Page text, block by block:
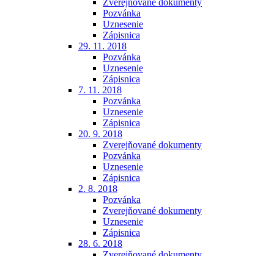
Zverejňované dokumenty
Pozvánka
Uznesenie
Zápisnica
29. 11. 2018
Pozvánka
Uznesenie
Zápisnica
7. 11. 2018
Pozvánka
Uznesenie
Zápisnica
20. 9. 2018
Zverejňované dokumenty
Pozvánka
Uznesenie
Zápisnica
2. 8. 2018
Pozvánka
Zverejňované dokumenty
Uznesenie
Zápisnica
28. 6. 2018